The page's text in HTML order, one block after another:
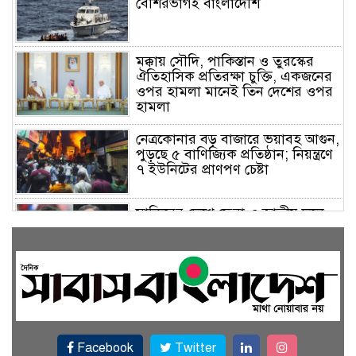
মক্কায় সৌদি, পাকিস্তান ও তুরস্কের
ঐতিহাসিক প্রতিরক্ষা চুক্তি, একজনের
ওপর হামলা মানেই তিন দেশের ওপর
হামলা
নেত্রকোনার বড় বাজারে ভয়াবহ আগুন,
পুড়ছে ৫ বাণিজ্যিক প্রতিষ্ঠান; নিয়ন্ত্রণে
৭ ইউনিটের প্রাণপণ চেষ্টা
সাকিবের দেশে ফেরা ও জাতীয় দলে
ফেরার সম্ভাবনা নেই, ইঙ্গিত ক্রীড়া
ফেসবুকে যুক্ত হলো বিকাশ, সহজ
হলো ডিজিটাল পেমেন্ট
Facebook
Twitter